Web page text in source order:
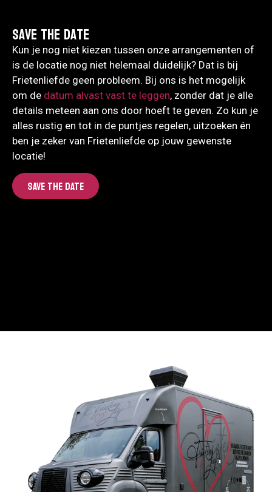
Save the date
Kun je nog niet kiezen tussen onze arrangementen of
is de locatie nog niet helemaal duidelijk? Dat is bij
Frietenliefde geen probleem. Bij ons is het mogelijk
om de datum alvast vast te leggen, zonder dat je alle
details meteen aan ons door hoeft te geven. Zo kun je
alles rustig en tot in de puntjes regelen, uitzoeken én
ben je zeker van Frietenliefde op jouw gewenste
locatie!
SAVE THE DATE